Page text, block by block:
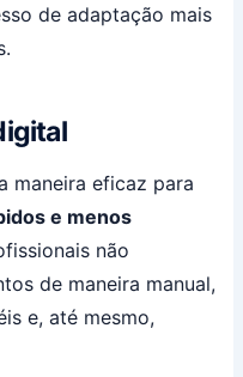
de adaptação mais
maneira eficaz para
e menos
não
de maneira manual,
e, até mesmo,